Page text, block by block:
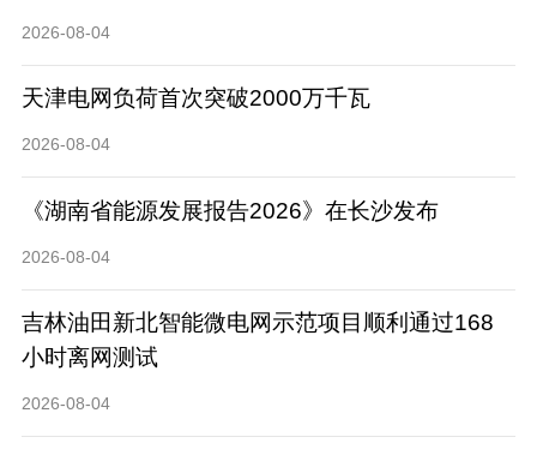
2026-08-04
天津电网负荷首次突破2000万千瓦
2026-08-04
《湖南省能源发展报告2026》在长沙发布
2026-08-04
吉林油田新北智能微电网示范项目顺利通过168
小时离网测试
2026-08-04